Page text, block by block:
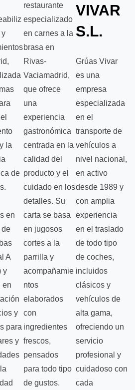
la
de
en
A
y
en
y
para
y
restaurante
especializado
en carnes a la
brasa en
Rivas-
Vaciamadrid,
que ofrece
una
experiencia
gastronómica
centrada en la
calidad del
producto y el
cuidado en los
detalles. Su
carta se basa
en jugosos
cortes a la
parrilla y
acompañamie
ntos
elaborados
con
ingredientes
frescos,
pensados
para todo tipo
de gustos.
VIVAR
S.L.
Grúas Vivar
es una
empresa
especializada
en el
transporte de
vehículos a
nivel nacional,
en activo
desde 1989 y
con amplia
experiencia
en el traslado
de todo tipo
de coches,
incluidos
clásicos y
vehículos de
alta gama,
ofreciendo un
servicio
profesional y
cuidadoso con
cada